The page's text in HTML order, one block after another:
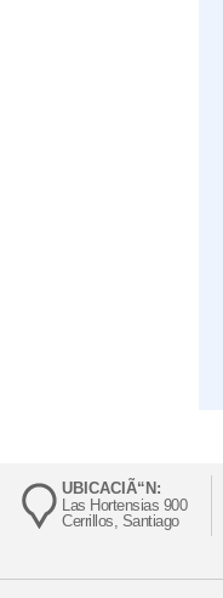
UBICACIÃ“N:
Las Hortensias 900
Cerrillos, Santiago